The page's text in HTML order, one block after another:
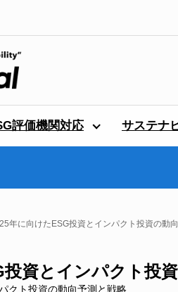
評価機関対応 サステナ
年に向けたESG投資とインパクト投資の動
資とインパクト投